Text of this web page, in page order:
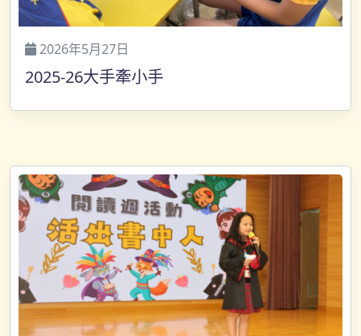
2026年5月27日
2025-26大手牽小手